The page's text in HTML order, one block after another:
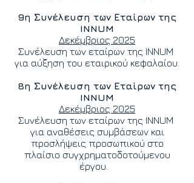
9η Συνέλευση των Εταίρων της
INNUM
Δεκέμβριος 2025
Συνέλευση των εταίρων της INNUM
για αύξηση του εταιρικού κεφαλαίου.
8η Συνέλευση των Εταίρων της
INNUM
Δεκέμβριος 2025
Συνέλευση των εταίρων της INNUM
για αναθέσεις συμβάσεων και
προσλήψεις προσωπικού στο
πλαίσιο συγχρηματοδοτούμενου
έργου.